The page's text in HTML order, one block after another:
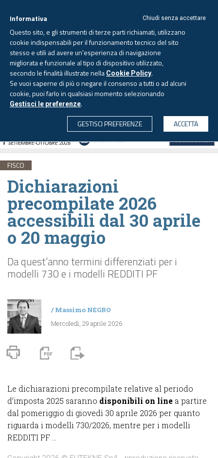
CERCA
Giovedì, 6 agosto 2026 - Aggiornato alle 6.00
FISCO
Dichiarazioni
precompilate 2026
accessibili dal 30 aprile
o 20 maggio
Da quest’anno termini differenziati per i
modelli 730 e i modelli REDDITI PF
/Massimo NEGRO
Mercoledì, 29 aprile 2026
Le dichiarazioni precompilate relative al periodo
d’imposta 2025 saranno disponibili on line a partire
dal pomeriggio di giovedì 30 aprile 2026 per quanto
riguarda i modelli 730/2026, mentre per i modelli
REDDITI PF ...
Chiudi senza accettare
Informativa
Questo sito, e gli strumenti di terze parti richiamati, utilizzano
cookie indispensabili per il funzionamento tecnico del sito
stesso e utili ad avere un'esperienza di navigazione
migliorata e funzionale al tipo di dispositivo utilizzato,
secondo le finalità illustrate nella Cookie Policy.
Se vuoi saperne di più o negare il consenso a tutti o ad alcuni
cookie, puoi farlo in qualsiasi momento selezionando
Gestisci le preferenze.
GESTISCI PREFERENZE
ACCETTA